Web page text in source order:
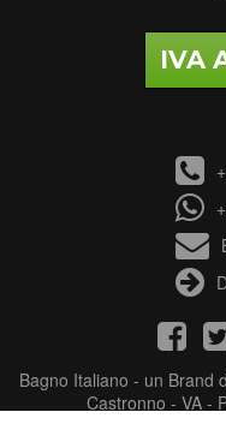
IVA
Bagno Italiano - un Brand
Castronno - VA -